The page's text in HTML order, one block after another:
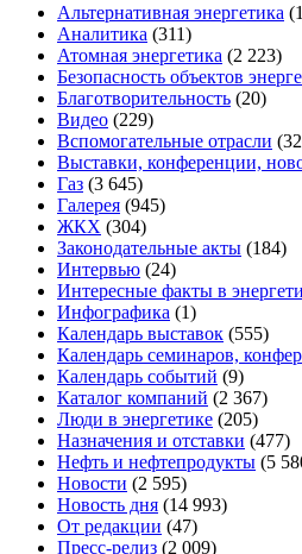
Альтернативная энергетика
Аналитика (311)
Атомная энергетика (2 223)
Безопасность объектов
Благотворительность (20)
Видео (229)
Вспомогательные отрасли
Выставки, конференции,
Газ (3 645)
Галерея (945)
ЖКХ (304)
Законодательные акты (184)
Интервью (24)
Интересные факты в
Инфографика (1)
Календарь выставок (555)
Календарь семинаров,
Календарь событий (9)
Каталог компаний (2 367)
Люди в энергетике (205)
Назначения и отставки (477)
Нефть и нефтепродукты (5
Новости (2 595)
Новость дня (14 993)
От редакции (47)
Пресс-релиз (2 009)